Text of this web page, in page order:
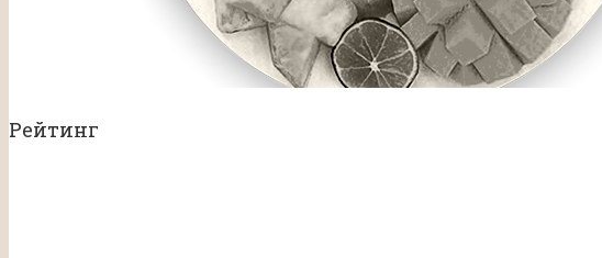
Рейтинг